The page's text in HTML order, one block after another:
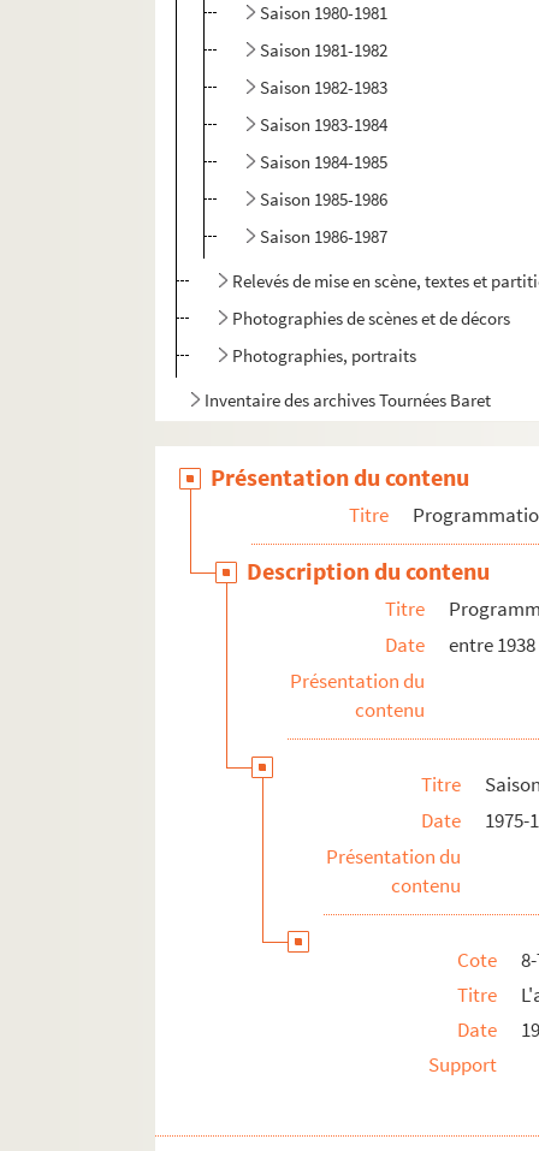
Saison 1980-1981
Saison 1981-1982
Saison 1982-1983
Saison 1983-1984
Saison 1984-1985
Saison 1985-1986
Saison 1986-1987
Relevés de mise en scène, textes et
Photographies de scènes et de décors
Photographies, portraits
Inventaire des archives Tournées Baret
Présentation du contenu
Titre
Description du contenu
Titre
Date
entre
Présentation du
contenu
Titre
Date
1975-
Présentation du
contenu
Cote
Titre
Date
Support